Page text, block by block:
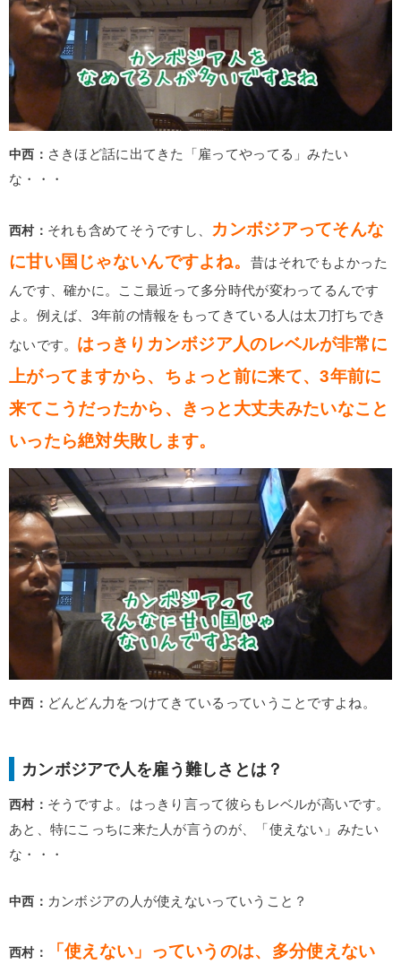
中西： さきほど話に出てきた「雇ってやってる」みたい
な・・・
西村： それも含めてそうですし、
カンボジアってそんな
に甘い国じゃないんですよね。昔はそれでもよかった
んです、確かに。ここ最近って多分時代が変わってるんです
よ。例えば、3年前の情報をもってきている人は太刀打ちでき
ないです。 はっきりカンボジア人のレベルが非常に
上がってますから、ちょっと前に来て、3年前に
来てこうだったから、きっと大丈夫みたいなこと
いったら絶対失敗します。
中西： どんどん力をつけてきているっていうことですよね。
カンボジアで人を雇う難しさとは？
西村： そうですよ。はっきり言って彼らもレベルが高いです。
あと、特にこっちに来た人が言うのが、「使えない」みたい
な・・・
中西： カンボジアの人が使えないっていうこと？
西村：
「使えない」っていうのは、多分使えない